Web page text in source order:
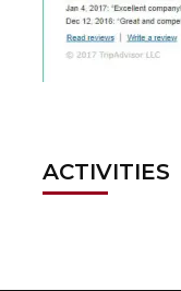
ACTIVITIES